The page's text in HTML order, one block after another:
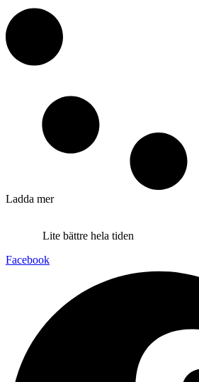
Ladda mer
Lite bättre hela tiden
Facebook